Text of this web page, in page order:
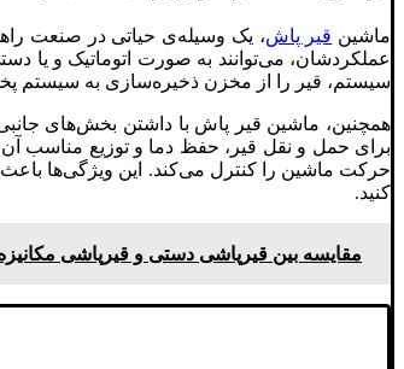
ماشین قیر پاش، یک وسیله‌ی حیاتی در صنعت
عملکردشان، می‌توانند به صورت اتوماتیک و یا
سیستم، قیر را از مخزن ذخیره‌سازی به سیستم
همچنین، ماشین قیر پاش با داشتن بخش‌های
برای حمل و نقل قیر، حفظ دما و توزیع مناسب
حرکت ماشین را کنترل می‌کند. این ویژگی‌ها باعث
کنید.
مقایسه بین قیرپاشی دستی و قیرپاشی